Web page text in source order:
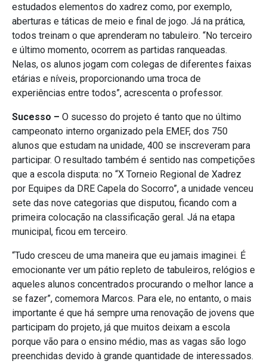
estudados elementos do xadrez como, por exemplo,
aberturas e táticas de meio e final de jogo. Já na prática,
todos treinam o que aprenderam no tabuleiro. “No terceiro
e último momento, ocorrem as partidas ranqueadas.
Nelas, os alunos jogam com colegas de diferentes faixas
etárias e níveis, proporcionando uma troca de
experiências entre todos”, acrescenta o professor.
Sucesso – O sucesso do projeto é tanto que no último
campeonato interno organizado pela EMEF, dos 750
alunos que estudam na unidade, 400 se inscreveram para
participar. O resultado também é sentido nas competições
que a escola disputa: no “X Torneio Regional de Xadrez
por Equipes da DRE Capela do Socorro”, a unidade venceu
sete das nove categorias que disputou, ficando com a
primeira colocação na classificação geral. Já na etapa
municipal, ficou em terceiro.
“Tudo cresceu de uma maneira que eu jamais imaginei. É
emocionante ver um pátio repleto de tabuleiros, relógios e
aqueles alunos concentrados procurando o melhor lance a
se fazer”, comemora Marcos. Para ele, no entanto, o mais
importante é que há sempre uma renovação de jovens que
participam do projeto, já que muitos deixam a escola
porque vão para o ensino médio, mas as vagas são logo
preenchidas devido à grande quantidade de interessados.